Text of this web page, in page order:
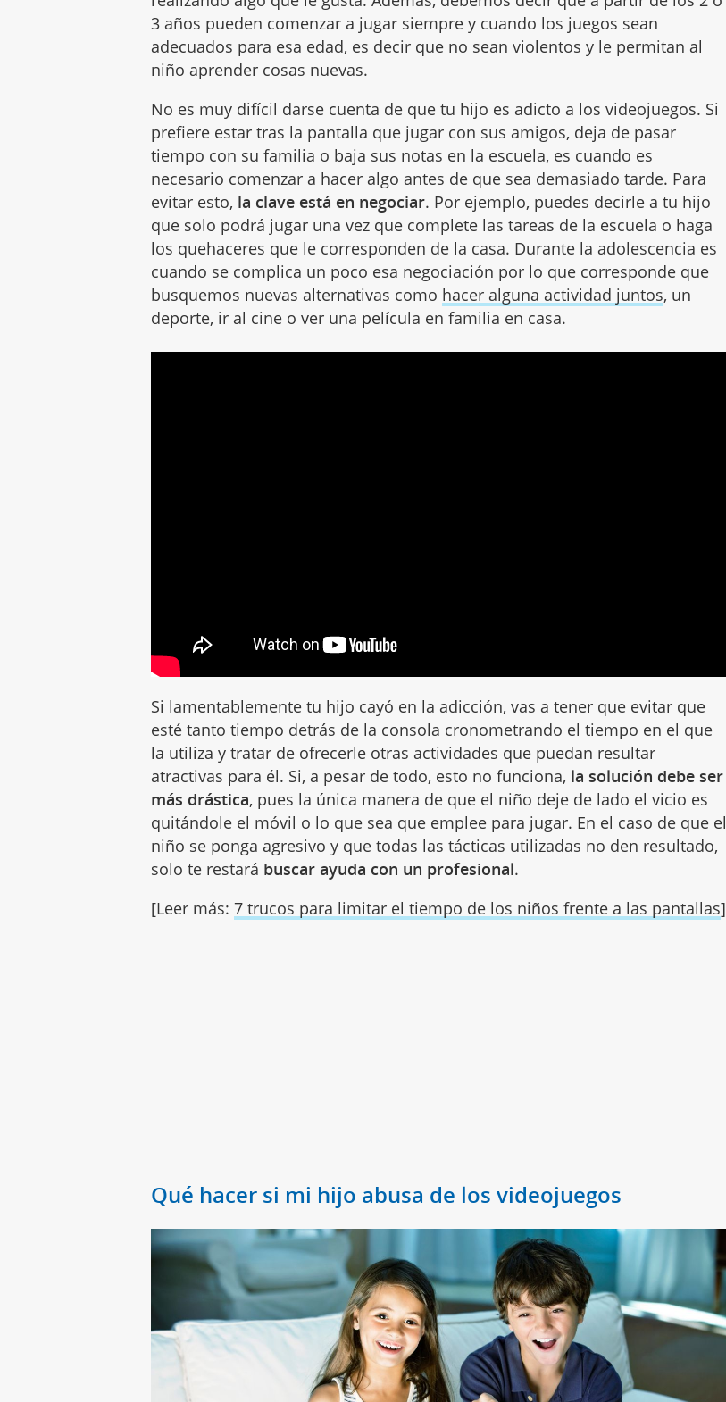
3 años pueden comenzar a jugar siempre y cuando los juegos sean
adecuados para esa edad, es decir que no sean violentos y le permitan al
niño aprender cosas nuevas.
No es muy difícil darse cuenta de que tu hijo es adicto a los videojuegos. Si
prefiere estar tras la pantalla que jugar con sus amigos, deja de pasar
tiempo con su familia o baja sus notas en la escuela, es cuando es
necesario comenzar a hacer algo antes de que sea demasiado tarde. Para
evitar esto, la clave está en negociar. Por ejemplo, puedes decirle a tu hijo
que solo podrá jugar una vez que complete las tareas de la escuela o haga
los quehaceres que le corresponden de la casa. Durante la adolescencia es
cuando se complica un poco esa negociación por lo que corresponde que
busquemos nuevas alternativas como hacer alguna actividad juntos, un
deporte, ir al cine o ver una película en familia en casa.
Si lamentablemente tu hijo cayó en la adicción, vas a tener que evitar que
esté tanto tiempo detrás de la consola cronometrando el tiempo en el que
la utiliza y tratar de ofrecerle otras actividades que puedan resultar
atractivas para él. Si, a pesar de todo, esto no funciona, la solución debe ser
más drástica, pues la única manera de que el niño deje de lado el vicio es
quitándole el móvil o lo que sea que emplee para jugar. En el caso de que el
niño se ponga agresivo y que todas las tácticas utilizadas no den resultado,
solo te restará buscar ayuda con un profesional.
[Leer más:7 trucos para limitar el tiempo de los niños frente a las pantallas]
Qué hacer si mi hijo abusa de los videojuegos